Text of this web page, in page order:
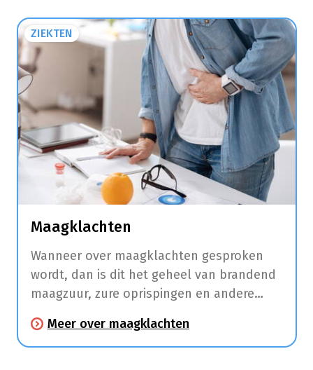
ZIEKTEN
Maagklachten
Wanneer over maagklachten gesproken
wordt, dan is dit het geheel van brandend
maagzuur, zure oprispingen en andere
spijsverteringsproblemen.
Meer over maagklachten